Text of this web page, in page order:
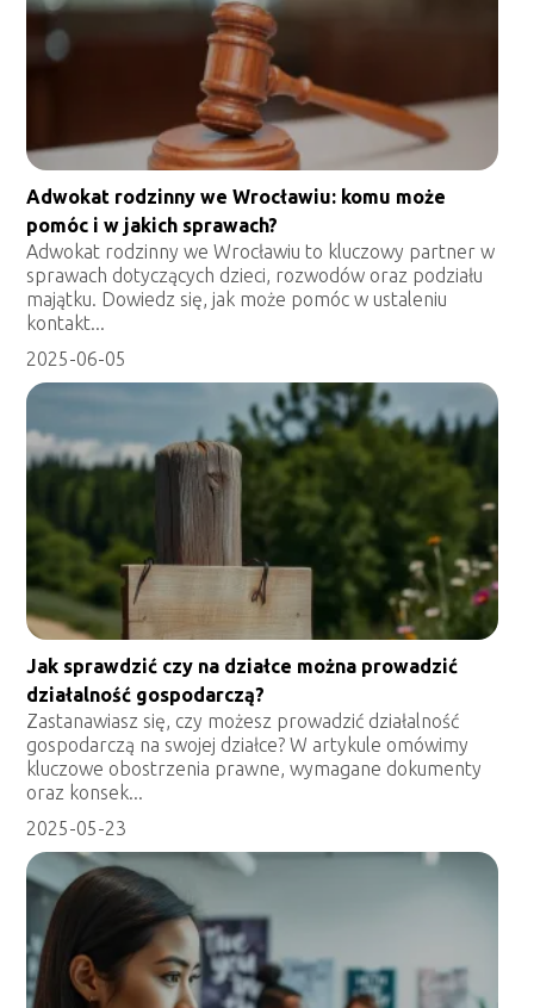
Adwokat rodzinny we Wrocławiu: komu może
pomóc i w jakich sprawach?
Adwokat rodzinny we Wrocławiu to kluczowy partner w
sprawach dotyczących dzieci, rozwodów oraz podziału
majątku. Dowiedz się, jak może pomóc w ustaleniu
kontakt...
2025-06-05
Jak sprawdzić czy na działce można prowadzić
działalność gospodarczą?
Zastanawiasz się, czy możesz prowadzić działalność
gospodarczą na swojej działce? W artykule omówimy
kluczowe obostrzenia prawne, wymagane dokumenty
oraz konsek...
2025-05-23